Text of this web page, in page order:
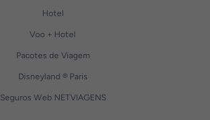
Hotel
Voo + Hotel
Pacotes de Viagem
Disneyland ® Paris
Seguros Web NETVIAGENS